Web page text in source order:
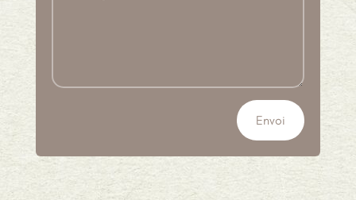
Envoi